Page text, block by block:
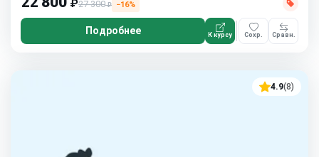
₽27 300₽ −16%
Подробнее К курсу Сохр. Сравн.
4.9(8)